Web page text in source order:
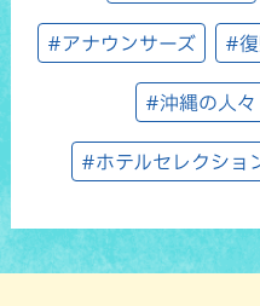
#アナウンサーズ #復
#沖縄の人々
#ホテルセレクショ